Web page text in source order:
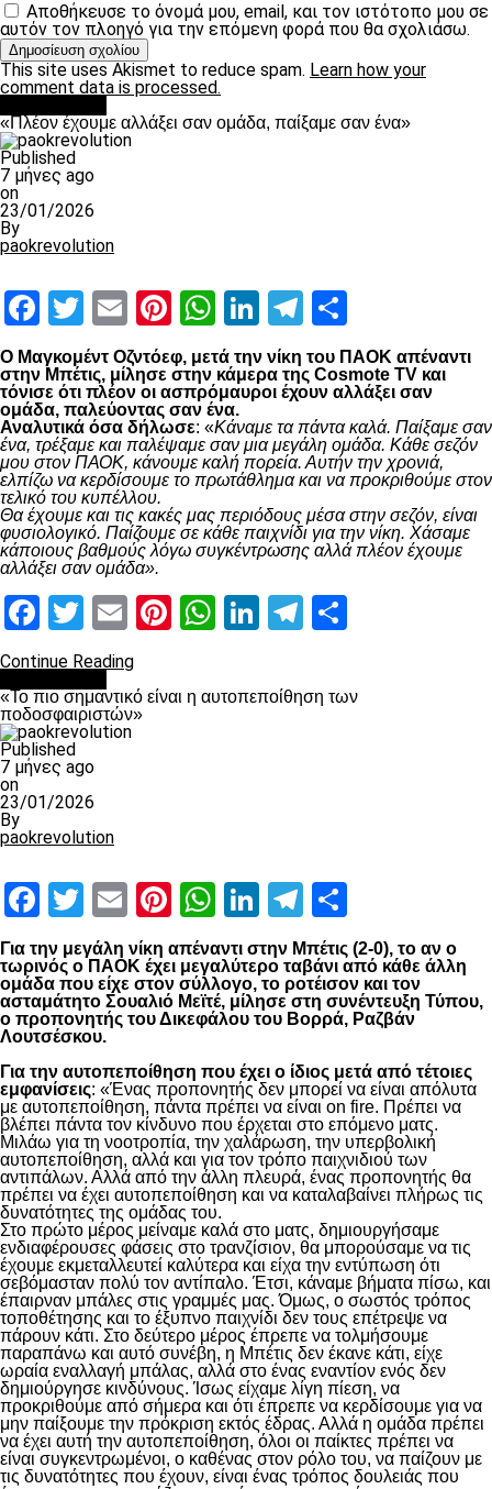
Αποθήκευσε το όνομά μου, email, και τον ιστότοπο μου σε
αυτόν τον πλοηγό για την επόμενη φορά που θα σχολιάσω.
This site uses Akismet to reduce spam. Learn how your
comment data is processed.
«Πλέον έχουμε αλλάξει σαν ομάδα, παίξαμε σαν ένα»
Published
7 μήνες ago
on
23/01/2026
By
paokrevolution
Facebook
Twitter
EmailPinterest
WhatsApp
LinkedIn
Telegram
Ο Μαγκομέντ Οζντόεφ, μετά την νίκη του ΠΑΟΚ απέναντι
στην Μπέτις, μίλησε στην κάμερα της Cosmote TV και
τόνισε ότι πλέον οι ασπρόμαυροι έχουν αλλάξει σαν
ομάδα, παλεύοντας σαν ένα.
Αναλυτικά όσα δήλωσε: «Κάναμε τα πάντα καλά. Παίξαμε σαν
ένα, τρέξαμε και παλέψαμε σαν μια μεγάλη ομάδα. Κάθε σεζόν
μου στον ΠΑΟΚ, κάνουμε καλή πορεία. Αυτήν την χρονιά,
ελπίζω να κερδίσουμε το πρωτάθλημα και να προκριθούμε στον
τελικό του κυπέλλου.
Θα έχουμε και τις κακές μας περιόδους μέσα στην σεζόν, είναι
φυσιολογικό. Παίζουμε σε κάθε παιχνίδι για την νίκη. Χάσαμε
κάποιους βαθμούς λόγω συγκέντρωσης αλλά πλέον έχουμε
αλλάξει σαν ομάδα».
Facebook
Twitter
EmailPinterest
WhatsApp
LinkedIn
Telegram
Continue Reading
«Το πιο σημαντικό είναι η αυτοπεποίθηση των
ποδοσφαιριστών»
Published
7 μήνες ago
on
23/01/2026
By
paokrevolution
Facebook
Twitter
EmailPinterest
WhatsApp
LinkedIn
Telegram
Για την μεγάλη νίκη απέναντι στην Μπέτις (2-0), το αν ο
τωρινός ο ΠΑΟΚ έχει μεγαλύτερο ταβάνι από κάθε άλλη
ομάδα που είχε στον σύλλογο, το ροτέισον και τον
ασταμάτητο Σουαλιό Μεϊτέ, μίλησε στη συνέντευξη Τύπου,
ο προπονητής του Δικεφάλου του Βορρά, Ραζβάν
Λουτσέσκου.
Για την αυτοπεποίθηση που έχει ο ίδιος μετά από τέτοιες
εμφανίσεις: «Ένας προπονητής δεν μπορεί να είναι απόλυτα
με αυτοπεποίθηση, πάντα πρέπει να είναι on fire. Πρέπει να
βλέπει πάντα τον κίνδυνο που έρχεται στο επόμενο ματς.
Μιλάω για τη νοοτροπία, την χαλάρωση, την υπερβολική
αυτοπεποίθηση, αλλά και για τον τρόπο παιχνιδιού των
αντιπάλων. Αλλά από την άλλη πλευρά, ένας προπονητής θα
πρέπει να έχει αυτοπεποίθηση και να καταλαβαίνει πλήρως τις
δυνατότητες της ομάδας του.
Στο πρώτο μέρος μείναμε καλά στο ματς, δημιουργήσαμε
ενδιαφέρουσες φάσεις στο τρανζίσιον, θα μπορούσαμε να τις
έχουμε εκμεταλλευτεί καλύτερα και είχα την εντύπωση ότι
σεβόμασταν πολύ τον αντίπαλο. Έτσι, κάναμε βήματα πίσω, και
έπαιρναν μπάλες στις γραμμές μας. Όμως, ο σωστός τρόπος
τοποθέτησης και το έξυπνο παιχνίδι δεν τους επέτρεψε να
πάρουν κάτι. Στο δεύτερο μέρος έπρεπε να τολμήσουμε
παραπάνω και αυτό συνέβη, η Μπέτις δεν έκανε κάτι, είχε
ωραία εναλλαγή μπάλας, αλλά στο ένας εναντίον ενός δεν
δημιούργησε κινδύνους. Ίσως είχαμε λίγη πίεση, να
προκριθούμε από σήμερα και ότι έπρεπε να κερδίσουμε για να
μην παίξουμε την πρόκριση εκτός έδρας. Αλλά η ομάδα πρέπει
να έχει αυτή την αυτοπεποίθηση, όλοι οι παίκτες πρέπει να
είναι συγκεντρωμένοι, ο καθένας στον ρόλο του, να παίζουν με
τις δυνατότητες που έχουν, είναι ένας τρόπος δουλειάς που